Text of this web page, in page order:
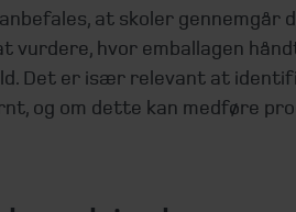
at skoler gennemgår
vurdere, hvor emballagen
Det er især relevant at
og om dette kan medføre